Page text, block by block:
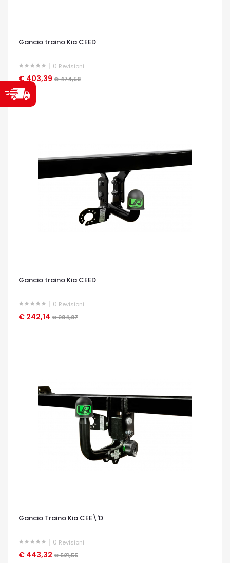
Gancio traino Kia CEED
0 Revisioni
€ 403,39 € 474,58
OCCHIATA VELOCE
Gancio traino Kia CEED
0 Revisioni
€ 242,14 € 284,87
OCCHIATA VELOCE
Gancio Traino Kia CEE\'D
0 Revisioni
€ 443,32 € 521,55
OCCHIATA VELOCE